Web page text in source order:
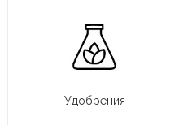
Удобрения